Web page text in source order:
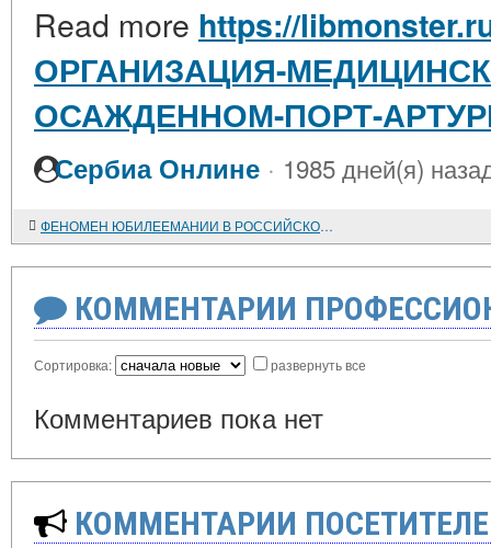
Read more https://
ОРГАНИЗАЦИЯ-
ОСАЖДЕННОМ-ПОРТ-
Сербиа Онлине · 1985 дней(я)
ФЕНОМЕН ЮБИЛЕЕМАНИИ В РОССИЙСКОЙ ОБЩЕСТВЕННОЙ ЖИЗНИ КОНЦА XIX - НАЧАЛА XX ВЕКА
КОММЕНТАРИИ
Сортировка: развернуть все
Комментариев пока нет
КОММЕНТАРИИ